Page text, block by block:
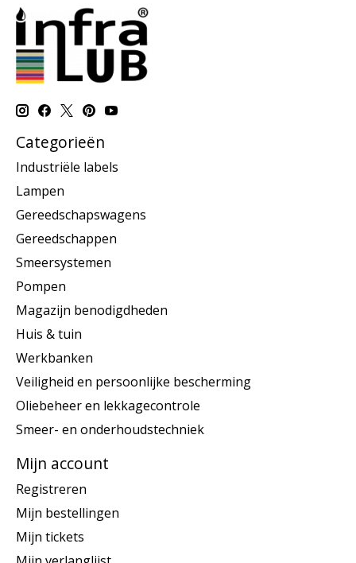
Categorieën
Industriële labels
Lampen
Gereedschapswagens
Gereedschappen
Smeersystemen
Pompen
Magazijn benodigdheden
Huis & tuin
Werkbanken
Veiligheid en persoonlijke bescherming
Oliebeheer en lekkagecontrole
Smeer- en onderhoudstechniek
Mijn account
Registreren
Mijn bestellingen
Mijn tickets